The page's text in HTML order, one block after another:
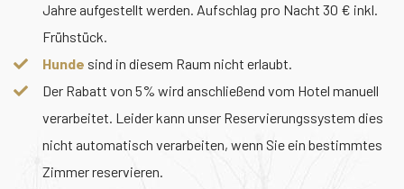
Jahre aufgestellt werden. Aufschlag pro Nacht 30 € inkl.
Frühstück.
Hunde sind in diesem Raum nicht erlaubt.
Der Rabatt von 5% wird anschließend vom Hotel manuell
verarbeitet. Leider kann unser Reservierungssystem dies
nicht automatisch verarbeiten, wenn Sie ein bestimmtes
Zimmer reservieren.